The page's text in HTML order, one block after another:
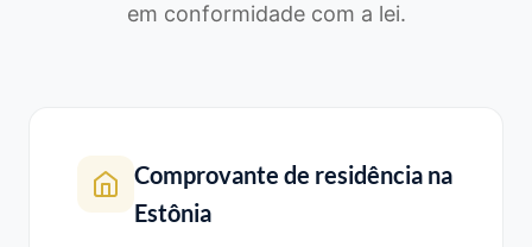
em conformidade com a lei.
Comprovante de residência na
Estônia